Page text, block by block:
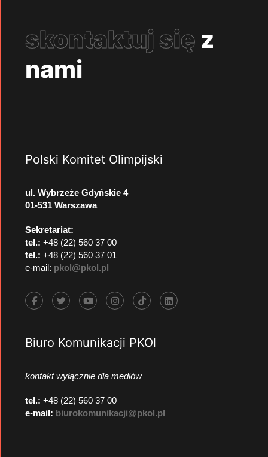
skontaktuj się z
nami
Polski Komitet Olimpijski
ul. Wybrzeże Gdyńskie 4
01-531 Warszawa
Sekretariat:
tel.: +48 (22) 560 37 00
tel.: +48 (22) 560 37 01
e-mail: pkol@pkol.pl
Biuro Komunikacji PKOl
kontakt wyłącznie dla mediów
tel.: +48 (22) 560 37 00
e-mail: biurokomunikacji@pkol.pl